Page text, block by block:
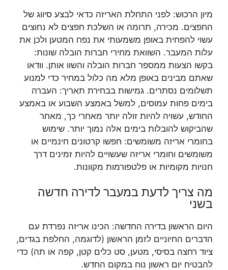
מיון הרכוש: לפני התחלת האריזה כדאי לבצע סיווג של
החפצים. מכירה, תרומה או השלכת חפצים לא נחוצים
עשוי להפחית באופן משמעותי את נפח המטען ולכן את
עלות המעבר. השוואת מחירי חברות הובלה שונות:
בקשו הצעות ממספר חברות הובלה והשוו אותן. וודאו
שאתם מבינים באופן מלא מה כלול במחיר כדי למנוע
תשלומים נסתרים. גמישות בבחירת תאריך: העברה
בימים פחות עמוסים, למשל באמצע השבוע או באמצע
החודש, עשויה להיות זולה יותר מאחרי כך, מאחר
שהביקוש להובלות בימים אלה נמוך יותר. שימוש
בחומרי אריזה משומשים: חפשו קרטונים חינמיים או
משומשים וחומרי אריזה שעשויים להיות זמינים דרך
חנויות מקומיות או פלטפורמות מקוונות.
מה צריך לדעת במעבר לדירה חדשה
בשני
היום הראשון בדירה החדשה: הכינו אריזה נפרדת עם
הדברים החיוניים לזמן הראשון (לדוגמה, החלפת בגדים,
ציוד רחצה בסיסי, מטען, סט כלים קטן, קפה או תה) כדי
להבטיח יום ראשון נוח במקום החדש.